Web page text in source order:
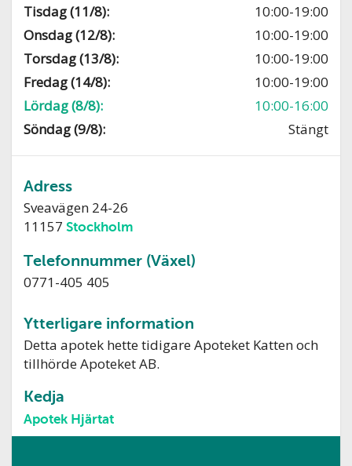
Tisdag (11/8):
10:00-19:00
Onsdag (12/8):
10:00-19:00
Torsdag (13/8):
10:00-19:00
Fredag (14/8):
10:00-19:00
Lördag (8/8):
10:00-16:00
Söndag (9/8):
Stängt
Adress
Sveavägen 24-26
11157Stockholm
Telefonnummer (Växel)
0771-405 405
Ytterligare information
Detta apotek hette tidigare Apoteket Katten och
tillhörde Apoteket AB.
Kedja
Apotek Hjärtat